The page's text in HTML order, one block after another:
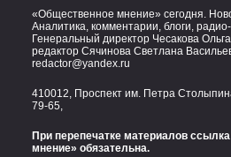
«Общественное мнение» сегодня.
Аналитика, комментарии, блоги,
Генеральный директор Чесакова
редактор Сячинова Светлана
redactor@yandex.ru
410012, Проспект им. Петра
79-65,
При перепечатке материалов
мнение» обязательна.